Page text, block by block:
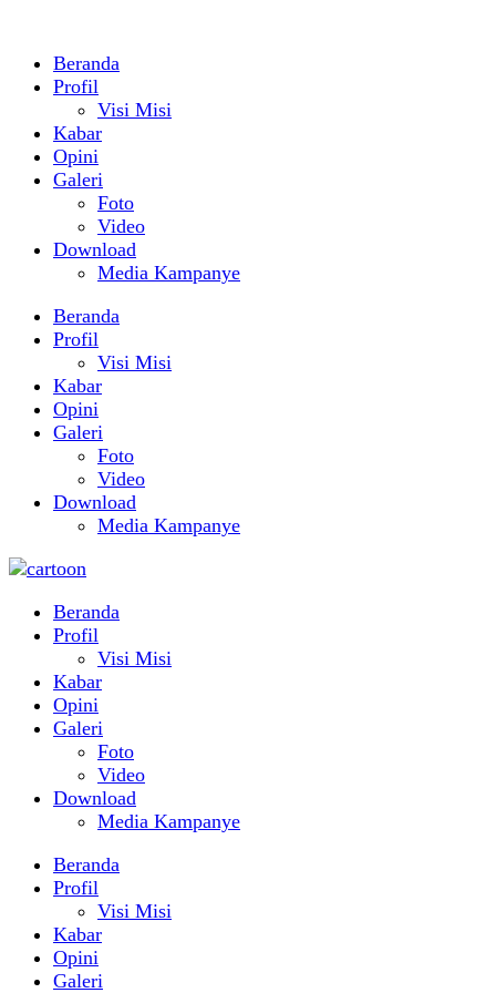
Beranda
Profil
Visi Misi
Kabar
Opini
Galeri
Foto
Video
Download
Media Kampanye
Beranda
Profil
Visi Misi
Kabar
Opini
Galeri
Foto
Video
Download
Media Kampanye
Beranda
Profil
Visi Misi
Kabar
Opini
Galeri
Foto
Video
Download
Media Kampanye
Beranda
Profil
Visi Misi
Kabar
Opini
Galeri